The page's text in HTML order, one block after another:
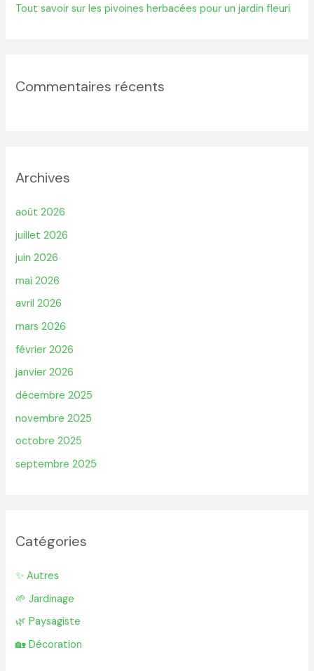
Tout savoir sur les pivoines herbacées pour un jardin fleuri
Commentaires récents
Archives
août 2026
juillet 2026
juin 2026
mai 2026
avril 2026
mars 2026
février 2026
janvier 2026
décembre 2025
novembre 2025
octobre 2025
septembre 2025
Catégories
✨ Autres
🌱 Jardinage
🌿 Paysagiste
🏡 Décoration